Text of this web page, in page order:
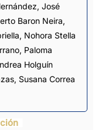
José
Baron Neira,
Nohora Stella
Paloma
Holguín
Susana Correa